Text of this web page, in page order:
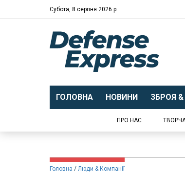
Субота, 8 серпня 2026 р.
ГОЛОВНА НОВИНИ ЗБРОЯ &
ПРО НАС
Головна Люди & Компанії